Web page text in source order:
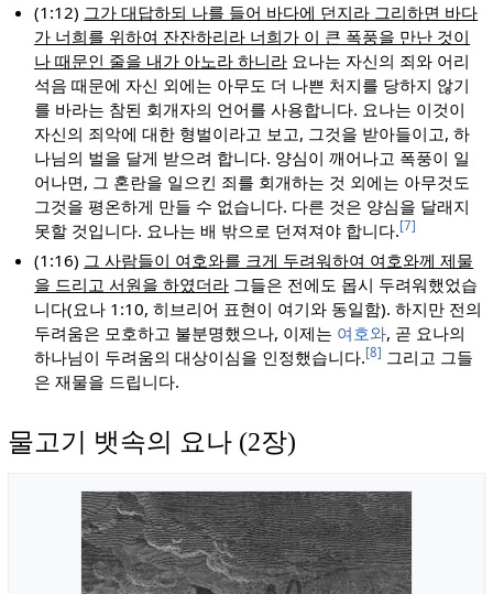
(1:12) 그가 대답하되 나를 들어 바다에 던지라 그리하면 바다
가 너희를 위하여 잔잔하리라 너희가 이 큰 폭풍을 만난 것이
나 때문인 줄을 내가 아노라 하니라 요나는 자신의 죄와 어리
석음 때문에 자신 외에는 아무도 더 나쁜 처지를 당하지 않기
를 바라는 참된 회개자의 언어를 사용합니다. 요나는 이것이
자신의 죄악에 대한 형벌이라고 보고, 그것을 받아들이고, 하
나님의 벌을 달게 받으려 합니다. 양심이 깨어나고 폭풍이 일
어나면, 그 혼란을 일으킨 죄를 회개하는 것 외에는 아무것도
그것을 평온하게 만들 수 없습니다. 다른 것은 양심을 달래지
못할 것입니다. 요나는 배 밖으로 던져져야 합니다.[7]
(1:16) 그 사람들이 여호와를 크게 두려워하여 여호와께 제물
을 드리고 서원을 하였더라 그들은 전에도 몹시 두려워했었습
니다(요나 1:10, 히브리어 표현이 여기와 동일함). 하지만 전의
두려움은 모호하고 불분명했으나, 이제는 여호와, 곧 요나의
하나님이 두려움의 대상이심을 인정했습니다.[8] 그리고 그들
은 재물을 드립니다.
물고기 뱃속의 요나 (2장)